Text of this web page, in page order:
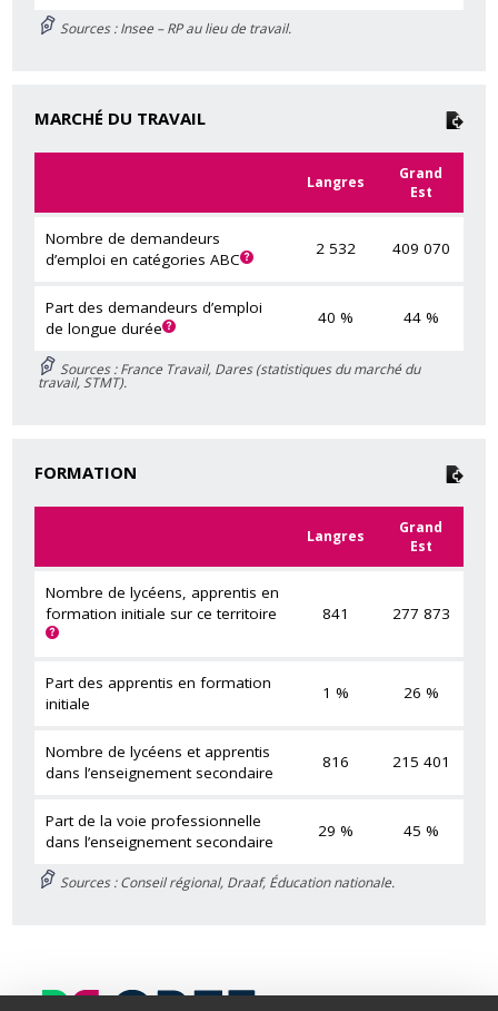
Sources : Insee – RP au lieu de travail.
MARCHÉ DU TRAVAIL
Langres
Grand
Est
Nombre de demandeurs
d’emploi en catégories ABC
2 532 409 070
Part des demandeurs d’emploi
de longue durée
40 % 44 %
Sources : France Travail, Dares (statistiques du marché du
travail, STMT).
FORMATION
Langres
Grand
Est
Nombre de lycéens, apprentis en
formation initiale sur ce territoire
841 277 873
Part des apprentis en formation
initiale
1 % 26 %
Nombre de lycéens et apprentis
dans l’enseignement secondaire
816 215 401
Part de la voie professionnelle
dans l’enseignement secondaire
29 % 45 %
Sources : Conseil régional, Draaf, Éducation nationale.